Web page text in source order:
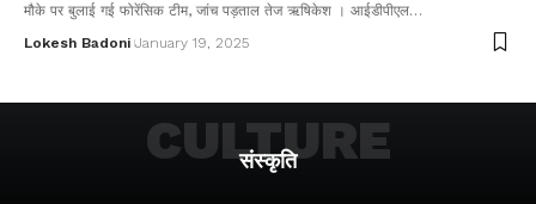
मौके पर बुलाई गई फोरेंसिक टीम, जांच पड़ताल तेज ऋषिकेश । आईडीपीएल…
Lokesh Badoni January 19, 2025
संस्कृति
CULTURE